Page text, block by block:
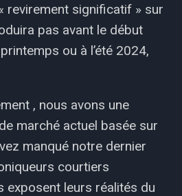
revirement significatif » sur
pas avant le début
ou à l’été 2024,
, nous avons une
marché actuel basée sur
manqué notre dernier
courtiers
exposent leurs réalités du